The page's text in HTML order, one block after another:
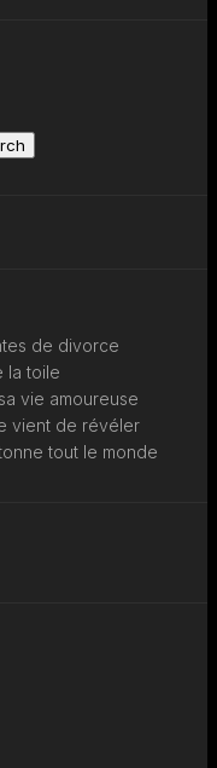
de divorce
la toile
vie amoureuse
vient de révéler
tout le monde